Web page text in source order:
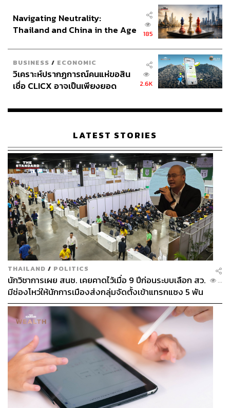
Navigating Neutrality:
Thailand and China in the Age
185
BUSINESS / ECONOMIC
วิเคราะห์ปรากฏการณ์คนแห่ขอสิน
เชื่อ CLICX อาจเป็นเพียงยอด
เรือนไทยที่ถูกซุกไว้
2.6K
LATEST STORIES
THAILAND / POLITICS
นักวิชาการเผย สนช. เคยคาดไว้เมื่อ 9 ปีก่อนระบบเลือก สว.
มีช่องโหว่ให้นักการเมืองส่งกลุ่มจัดตั้งเข้าแทรกแซง 5 พัน
ล้านยึดประเทศได้
...